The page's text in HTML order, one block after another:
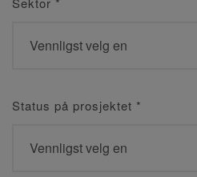
Status på prosjektet *